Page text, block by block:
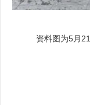
资料图为5月21